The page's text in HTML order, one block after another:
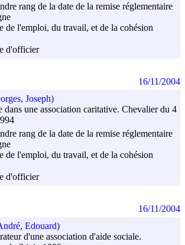
rang de la date de la remise réglementaire
de l'emploi, du travail, et de la cohésion
d'officier
Joseph)
dans une association caritative. Chevalier du 4
rang de la date de la remise réglementaire
de l'emploi, du travail, et de la cohésion
d'officier
16/11/2004
Edouard)
d'une association d'aide sociale.
16/11/2004